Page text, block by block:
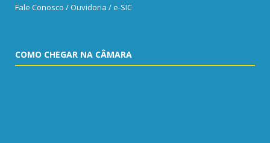
Fale Conosco / Ouvidoria / e-SIC
COMO CHEGAR NA CÂMARA